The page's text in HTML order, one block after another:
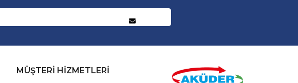
MÜŞTERİ HİZMETLERİ